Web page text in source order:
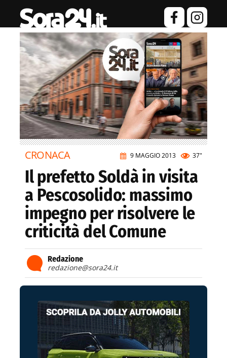
9 MAGGIO 2013 37"
CRONACA
Il prefetto Soldà in visita
a Pescosolido: massimo
impegno per risolvere le
criticità del Comune
Redazione
redazione@sora24.it